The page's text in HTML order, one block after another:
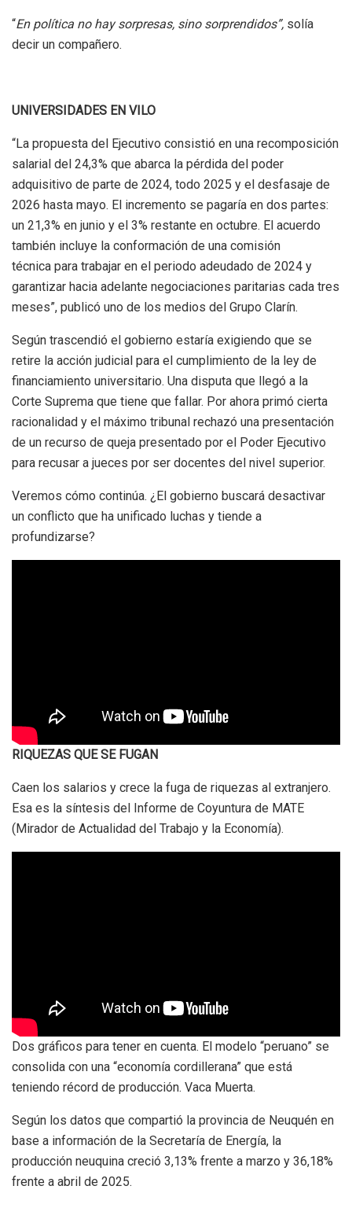
“En política no hay sorpresas, sino sorprendidos”, solía
decir un compañero.
UNIVERSIDADES EN VILO
“La propuesta del Ejecutivo consistió en una recomposición
salarial del 24,3% que abarca la pérdida del poder
adquisitivo de parte de 2024, todo 2025 y el desfasaje de
2026 hasta mayo. El incremento se pagaría en dos partes:
un 21,3% en junio y el 3% restante en octubre. El acuerdo
también incluye la conformación de una comisión
técnica para trabajar en el periodo adeudado de 2024 y
garantizar hacia adelante negociaciones paritarias cada tres
meses”, publicó uno de los medios del Grupo Clarín.
Según trascendió el gobierno estaría exigiendo que se
retire la acción judicial para el cumplimiento de la ley de
financiamiento universitario. Una disputa que llegó a la
Corte Suprema que tiene que fallar. Por ahora primó cierta
racionalidad y el máximo tribunal rechazó una presentación
de un recurso de queja presentado por el Poder Ejecutivo
para recusar a jueces por ser docentes del nivel superior.
Veremos cómo continúa. ¿El gobierno buscará desactivar
un conflicto que ha unificado luchas y tiende a
profundizarse?
RIQUEZAS QUE SE FUGAN
Caen los salarios y crece la fuga de riquezas al extranjero.
Esa es la síntesis del Informe de Coyuntura de MATE
(Mirador de Actualidad del Trabajo y la Economía).
Dos gráficos para tener en cuenta. El modelo “peruano” se
consolida con una “economía cordillerana” que está
teniendo récord de producción. Vaca Muerta.
Según los datos que compartió la provincia de Neuquén en
base a información de la Secretaría de Energía, la
producción neuquina creció 3,13% frente a marzo y 36,18%
frente a abril de 2025.